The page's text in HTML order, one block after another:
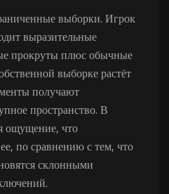
выборки. Игрок
выразительные
прокруты плюс обычные
выборке растёт
получают
пространство. В
ощущение, что
по сравнению с тем, что
склонными